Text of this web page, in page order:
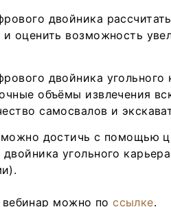
двойника
и оценить возможность
двойника угольного
объёмы извлечения
самосвалов и
можно достичь с помощью
угольного
вебинар можно поссылке.